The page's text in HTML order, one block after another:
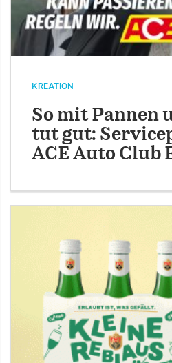
KREATION
So mit Pannen
tut gut:
ACE Auto Club